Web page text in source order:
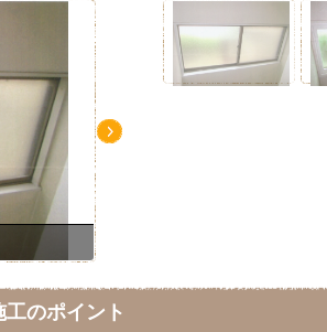
工のポイント